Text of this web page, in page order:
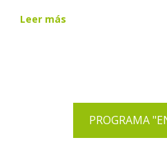
Leer más
PROGRAMA